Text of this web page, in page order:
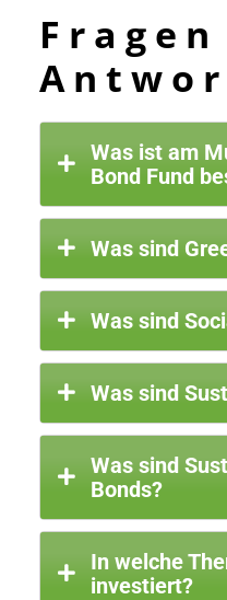
Was ist am
Bond Fund
Was sind
Was sind
Was sind
Was sind
Bonds?
In welche
investiert?